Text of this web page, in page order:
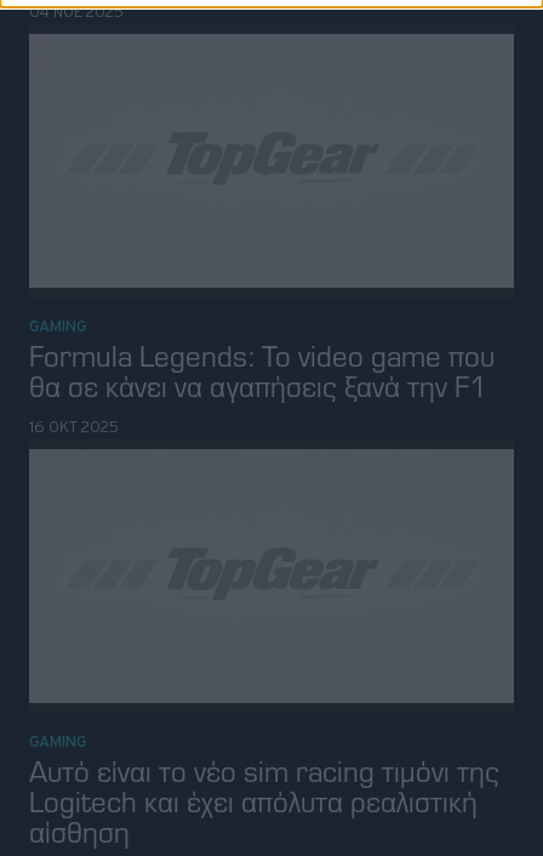
Τα 9 καλύτερα racing video games για
τους λάτρεις της ταχύτητας
Τα καλύτερα video games του 2025
μέχρι τώρα-ποιο racing ξεχωρίζει
03 ΙΟΥΛ 2025